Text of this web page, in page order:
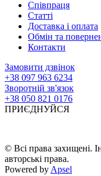
Співпраця
Статті
Доставка і оплата
Обмін та
Контакти
Замовити дзвінок
+38 097 963 6234
Зворотній зв'язок
+38 050 821 0176
ПРИЄДНУЙСЯ
© Всі права захищені.
авторські права.
Powered by Apsel